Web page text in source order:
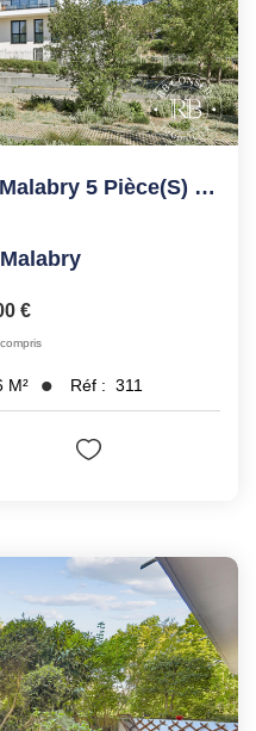
Appartement Chatenay Malabry 5 Pièce(s) 126 M2
€
M² Réf : 311